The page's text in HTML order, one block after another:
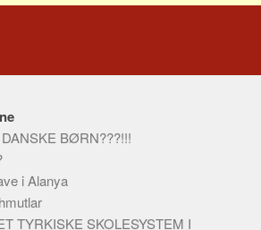
BØRN???!!!
i Alanya
TYRKISKE SKOLESYSTEM I